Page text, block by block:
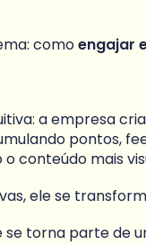
comoengajar
a empresa
pontos,
o conteúdo mais
ele se
se torna parte de